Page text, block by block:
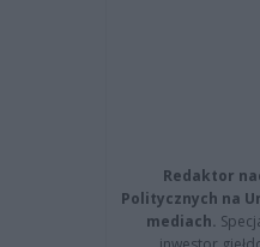
Redaktor
Politycznych na
mediach.